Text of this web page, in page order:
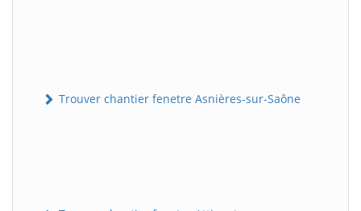
Trouver chantier fenetre Asnières-sur-Saône